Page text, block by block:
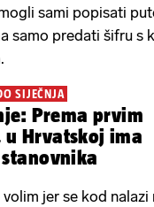
sami popisati
samo predati šifru s
SIJEČNJA
Prema prvim
u Hrvatskoj ima
jer se kod nalazi